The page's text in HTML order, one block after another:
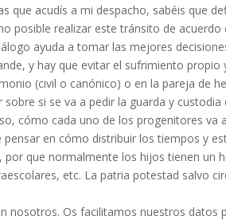
que acudís a mi despacho, sabéis que
posible realizar este tránsito de
ayuda a tomar las mejores
y hay que evitar el sufrimiento
(civil o canónico) o en la pareja de
sobre si se va a pedir la guarda y
cómo cada uno de los progenitores
en cómo distribuir los tiempos y
por que normalmente los hijos tienen un
etc. La patria potestad salvo
nosotros. Os facilitamos nuestros datos